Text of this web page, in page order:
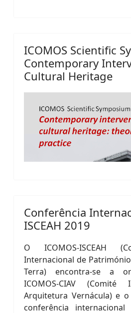
ICOMOS Scientific
Contemporary
Cultural Heritage
Conferência
ISCEAH 2019
O ICOMOS-ISCEAH
Internacional de
Terra) encontra-se a
ICOMOS-CIAV (Comité
Arquitetura Vernácula) e o
conferência